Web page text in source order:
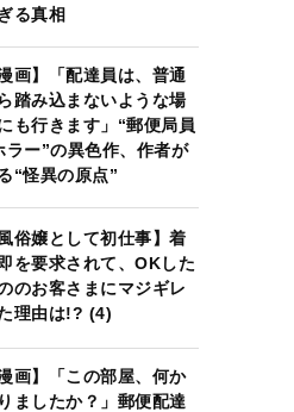
る真相
漫画】「配達員は、普通
踏み込まないような場
も行きます」“郵便局員
ラー”の異色作、作者が
“怪異の原点”
風俗嬢として初仕事】着
を要求されて、OKした
のお客さまにマジギレ
理由は!? (4)
漫画】「この部屋、何か
ましたか？」郵便配達